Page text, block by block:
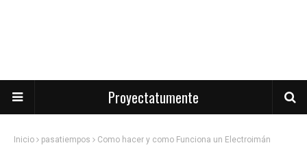
Proyectatumente
Inicio pasatiempos Como hacer y como Funciona un Electroimán